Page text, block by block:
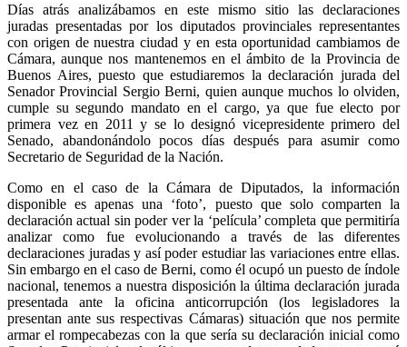
Días atrás analizábamos en este mismo sitio las declaraciones
juradas presentadas por los diputados provinciales representantes
con origen de nuestra ciudad y en esta oportunidad cambiamos de
Cámara, aunque nos mantenemos en el ámbito de la Provincia de
Buenos Aires, puesto que estudiaremos la declaración jurada del
Senador Provincial Sergio Berni, quien aunque muchos lo olviden,
cumple su segundo mandato en el cargo, ya que fue electo por
primera vez en 2011 y se lo designó vicepresidente primero del
Senado, abandonándolo pocos días después para asumir como
Secretario de Seguridad de la Nación.
Como en el caso de la Cámara de Diputados, la información
disponible es apenas una ‘foto’, puesto que solo comparten la
declaración actual sin poder ver la ‘película’ completa que permitiría
analizar como fue evolucionando a través de las diferentes
declaraciones juradas y así poder estudiar las variaciones entre ellas.
Sin embargo en el caso de Berni, como él ocupó un puesto de índole
nacional, tenemos a nuestra disposición la última declaración jurada
presentada ante la oficina anticorrupción (los legisladores la
presentan ante sus respectivas Cámaras) situación que nos permite
armar el rompecabezas con la que sería su declaración inicial como